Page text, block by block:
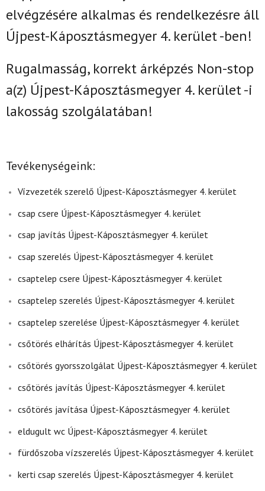
elvégzésére alkalmas és rendelkezésre áll
Újpest-Káposztásmegyer 4. kerület -ben!
Rugalmasság, korrekt árképzés Non-stop
a(z) Újpest-Káposztásmegyer 4. kerület -i
lakosság szolgálatában!
Tevékenységeink:
Vízvezeték szerelő Újpest-Káposztásmegyer 4. kerület
csap csere Újpest-Káposztásmegyer 4. kerület
csap javítás Újpest-Káposztásmegyer 4. kerület
csap szerelés Újpest-Káposztásmegyer 4. kerület
csaptelep csere Újpest-Káposztásmegyer 4. kerület
csaptelep szerelés Újpest-Káposztásmegyer 4. kerület
csaptelep szerelése Újpest-Káposztásmegyer 4. kerület
csőtörés elhárítás Újpest-Káposztásmegyer 4. kerület
csőtörés gyorsszolgálat Újpest-Káposztásmegyer 4. kerület
csőtörés javítás Újpest-Káposztásmegyer 4. kerület
csőtörés javítása Újpest-Káposztásmegyer 4. kerület
eldugult wc Újpest-Káposztásmegyer 4. kerület
fürdőszoba vízszerelés Újpest-Káposztásmegyer 4. kerület
kerti csap szerelés Újpest-Káposztásmegyer 4. kerület